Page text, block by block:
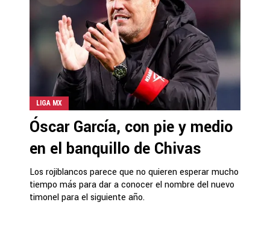
LIGA MX
Óscar García, con pie y medio
en el banquillo de Chivas
Los rojiblancos parece que no quieren esperar mucho
tiempo más para dar a conocer el nombre del nuevo
timonel para el siguiente año.